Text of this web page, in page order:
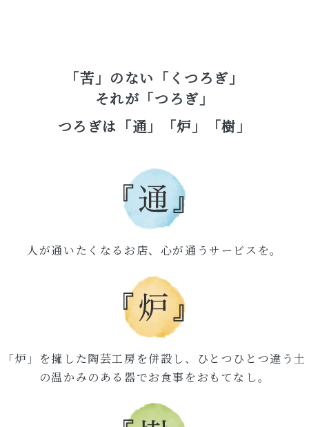
「苦」のない「くつろぎ」
それが「つろぎ」
つろぎは「通」「炉」「樹」
人が通いたくなるお店、心が通うサービスを。
「炉」を擁した陶芸工房を併設し、ひとつひとつ違う土
の温かみのある器でお食事をおもてなし。